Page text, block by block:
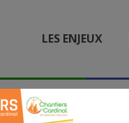
LES ENJEUX